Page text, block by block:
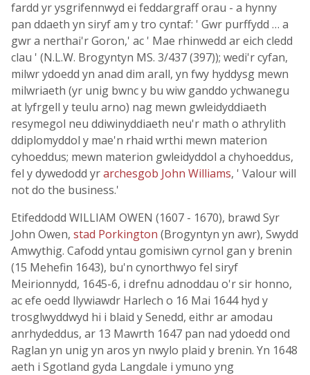
fardd yr ysgrifennwyd ei feddargraff orau - a hynny
pan ddaeth yn siryf am y tro cyntaf: ' Gwr purffydd … a
gwr a nerthai'r Goron,' ac ' Mae rhinwedd ar eich cledd
clau ' (N.L.W. Brogyntyn MS. 3/437 (397)); wedi'r cyfan,
milwr ydoedd yn anad dim arall, yn fwy hyddysg mewn
milwriaeth (yr unig bwnc y bu wiw ganddo ychwanegu
at lyfrgell y teulu arno) nag mewn gwleidyddiaeth
resymegol neu ddiwinyddiaeth neu'r math o athrylith
ddiplomyddol y mae'n rhaid wrthi mewn materion
cyhoeddus; mewn materion gwleidyddol a chyhoeddus,
fel y dywedodd yrarchesgob John Williams, ' Valour will
not do the business.'
Etifeddodd WILLIAM OWEN (1607 - 1670), brawd Syr
John Owen, stad Porkington (Brogyntyn yn awr), Swydd
Amwythig. Cafodd yntau gomisiwn cyrnol gan y brenin
(15 Mehefin 1643), bu'n cynorthwyo fel siryf
Meirionnydd, 1645-6, i drefnu adnoddau o'r sir honno,
ac efe oedd llywiawdr Harlech o 16 Mai 1644 hyd y
trosglwyddwyd hi i blaid y Senedd, eithr ar amodau
anrhydeddus, ar 13 Mawrth 1647 pan nad ydoedd ond
Raglan yn unig yn aros yn nwylo plaid y brenin. Yn 1648
aeth i Sgotland gyda Langdale i ymuno yng